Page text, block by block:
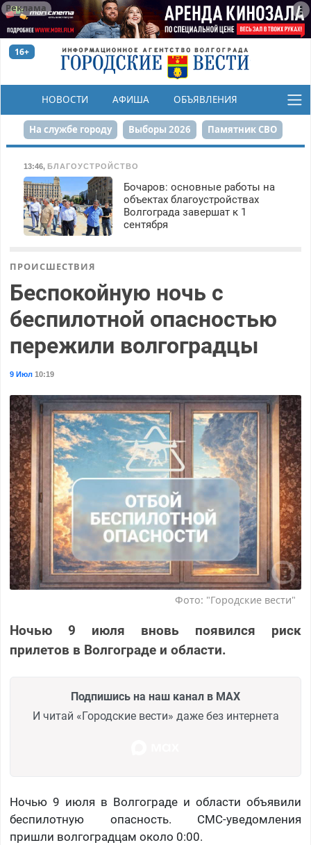
Реклама
16+
НОВОСТИ АФИША ОБЪЯВЛЕНИЯ
КОНКУРСЫ
На службе городу Выборы 2026 Памятник СВО
Сталинград в сердце
Набережная День Победы Реконструкция ЦПКиО
80-летие Победы Парк Героев-летчиков
13:46, БЛАГОУСТРОЙСТВО
Бочаров: основные работы на
объектах благоустройствах
Волгограда завершат к 1
сентября
ПРОИСШЕСТВИЯ
Беспокойную ночь с
беспилотной опасностью
пережили волгоградцы
9 Июл10:19
Фото: "Городские вести"
Ночью 9 июля вновь появился риск
прилетов в Волгограде и области.
Подпишись на наш канал в MAX
И читай «Городские вести» даже без интернета
Ночью 9 июля в Волгограде и области объявили
беспилотную опасность. СМС-уведомления
пришли волгоградцам около 0:00.